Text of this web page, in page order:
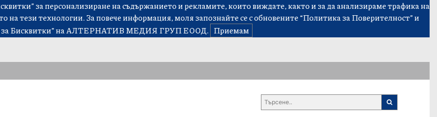
за персонализиране на съдържанието и рекламите, които виждате, както и за да анализираме трафика на
на тези технологии. За повече информация, моля запознайте се с обновените“Политика за Поверителност”и
Бисквитки”на АЛТЕРНАТИВ МЕДИЯ ГРУП ЕООД. Приемам